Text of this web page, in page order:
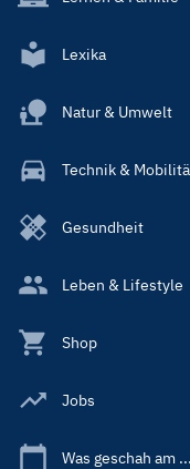
Lexika
Natur & Umwelt
Technik &
Gesundheit
Leben & Lifestyle
Shop
Jobs
Was geschah am